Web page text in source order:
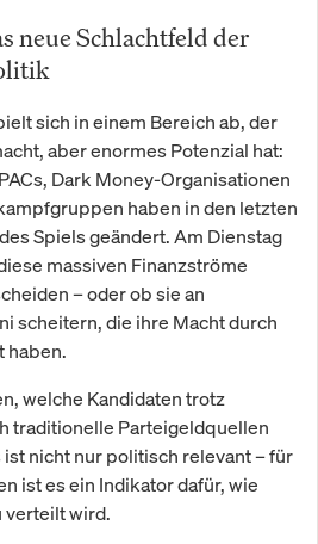
neue Schlachtfeld der
sich in einem Bereich ab, der
aber enormes Potenzial hat:
Dark Money-Organisationen
haben in den letzten
Spiels geändert. Am Dienstag
massiven Finanzströme
– oder ob sie an
scheitern, die ihre Macht durch
haben.
welche Kandidaten trotz
traditionelle Parteigeldquellen
nicht nur politisch relevant – für
ist es ein Indikator dafür, wie
verteilt wird.